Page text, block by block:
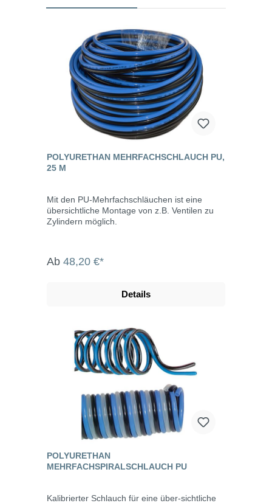
POLYURETHAN MEHRFACHSCHLAUCH PU,
25 M
Mit den PU-Mehrfachschläuchen ist eine
übersichtliche Montage von z.B. Ventilen zu
Zylindern möglich.
Ab 48,20 €*
Details
POLYURETHAN
MEHRFACHSPIRALSCHLAUCH PU
Kalibrierter Schlauch für eine über-sichtliche